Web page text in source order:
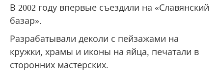
В 2002 году впервые съездили на «Славянский
базар».
Разрабатывали деколи с пейзажами на
кружки, храмы и иконы на яйца, печатали в
сторонних мастерских.